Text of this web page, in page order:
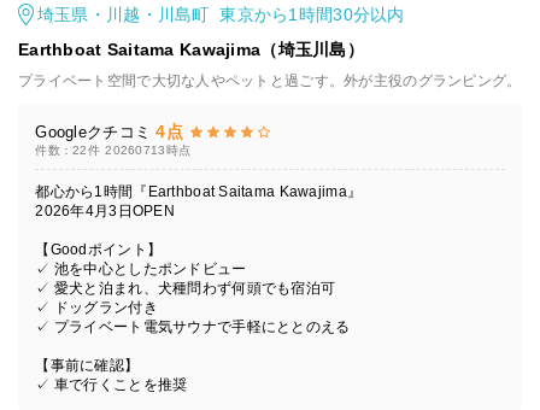
埼玉県・川越・川島町 東京から1時間30分以内
Earthboat Saitama Kawajima（埼玉川島）
プライベート空間で大切な人やペットと過ごす。外が主役のグランピング。
Googleクチコミ 4点
件数：22件 20260713時点
都心から1時間『Earthboat Saitama Kawajima』
2026年4月3日OPEN
【Goodポイント】
✓ 池を中心としたポンドビュー
✓ 愛犬と泊まれ、犬種問わず何頭でも宿泊可
✓ ドッグラン付き
✓ プライベート電気サウナで手軽にととのえる
【事前に確認】
✓ 車で行くことを推奨